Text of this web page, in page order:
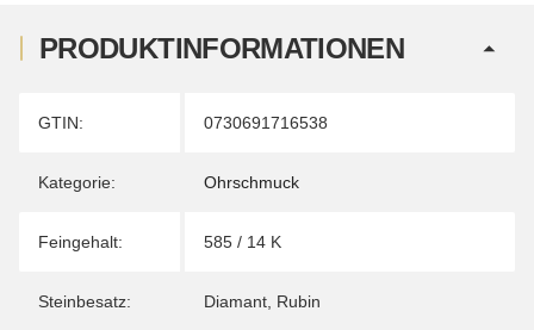
PRODUKTINFORMATIONEN
Produkteigenschaft
Wert
GTIN: 0730691716538
Kategorie: Ohrschmuck
Feingehalt: 585 / 14 K
Steinbesatz: Diamant Rubin